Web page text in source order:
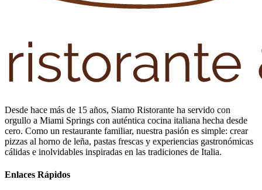
Desde hace más de 15 años, Siamo Ristorante ha servido con
orgullo a Miami Springs con auténtica cocina italiana hecha desde
cero. Como un restaurante familiar, nuestra pasión es simple: crear
pizzas al horno de leña, pastas frescas y experiencias gastronómicas
cálidas e inolvidables inspiradas en las tradiciones de Italia.
Enlaces Rápidos